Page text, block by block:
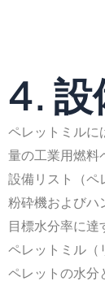
4. 設
ペレットミルに
量の工業用燃料
設備リスト（ペ
粉砕機およびハ
目標水分率に
ペレットミル（
ペレットの水分